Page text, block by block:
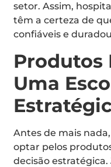
setor. Assim,
têm a certeza de
confiáveis e
Produtos
Uma
Antes de mais
optar pelos
decisão